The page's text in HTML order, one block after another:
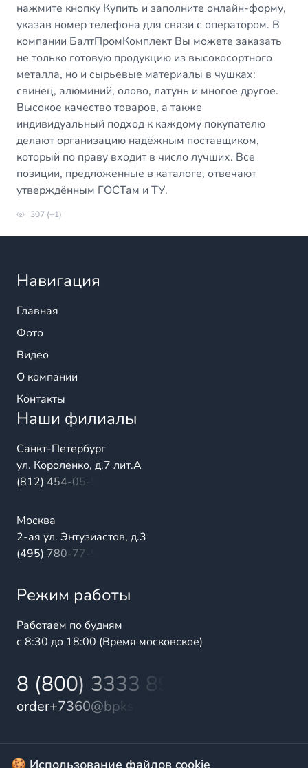
нажмите кнопку Купить и заполните онлайн-форму,
указав номер телефона для связи с оператором. В
компании БалтПромКомплект Вы можете заказать
не только готовую продукцию из высокосортного
металла, но и сырьевые материалы в чушках:
свинец, алюминий, олово, латунь и многое другое.
Высокое качество товаров, а также
индивидуальный подход к каждому покупателю
делают организацию надёжным поставщиком,
который по праву входит в число лучших. Все
позиции, предложенные в каталоге, отвечают
утверждённым ГОСТам и ТУ.
307 (+1)
Навигация
Главная
Фото
Видео
О компании
Контакты
Наши филиалы
Санкт-Петербург
ул. Короленко, д.7 лит.А
(812) 454-05-54
Москва
2-ая ул. Энтузиастов, д.3
(495) 780-77-98
Режим работы
Работаем по будням
с 8:30 до 18:00 (Время московское)
8 (800) 3333 899
order+7360@bpks.ru
© 2025 БалтПромКомплект — комплексные поставки
🍪 Использование файлов cookie